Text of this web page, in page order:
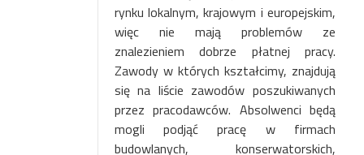
rynku lokalnym, krajowym i europejskim,
więc nie mają problemów ze
znalezieniem dobrze płatnej pracy.
Zawody w których kształcimy, znajdują
się na liście zawodów poszukiwanych
przez pracodawców. Absolwenci będą
mogli podjąć pracę w firmach
budowlanych, konserwatorskich,